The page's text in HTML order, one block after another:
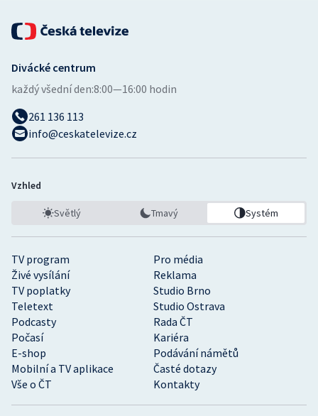
TV program
Pro média
Živé vysílání
Reklama
TV poplatky
Studio Brno
Teletext
Studio Ostrava
Podcasty
Rada ČT
Počasí
Kariéra
E-shop
Podávání námětů
Mobilní a TV aplikace
Časté dotazy
Vše o ČT
Kontakty
Divácké centrum
každý všední den:8:00—16:00 hodin
261 136 113
info@ceskatelevize.cz
Vzhled
Světlý Tmavý Systém